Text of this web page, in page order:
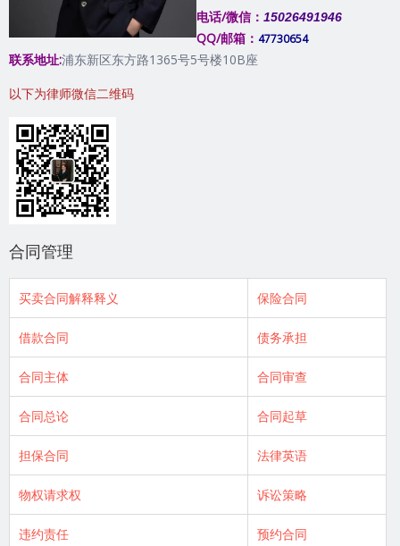
电话/微信： 15026491946
QQ/邮箱： 47730654
联系地址:浦东新区东方路1365号5号楼10B座
以下为律师微信二维码
合同管理
买卖合同解释释义 保险合同
借款合同 债务承担
合同主体 合同审查
合同总论 合同起草
担保合同 法律英语
物权请求权 诉讼策略
违约责任 预约合同